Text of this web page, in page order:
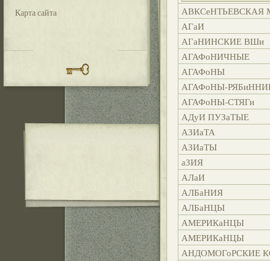
Карта сайта
АВКСеНТЬЕВСКАЯ
АГаИ
АГаНИНСКИЕ ВШи
АГАФоНИЧНЫЕ
АГАФоНЫ
АГАФоНЫ-
АГАФоНЫ-СТЯГи
АДуИ ПУЗаТЫЕ
АЗИаТА
АЗИаТЫ
аЗИЯ
АЛаИ
АЛБаНИЯ
АЛБаНЦЫ
АМЕРИКаНЦЫ
АМЕРИКаНЦЫ
АНДОМОГоРСКИЕ